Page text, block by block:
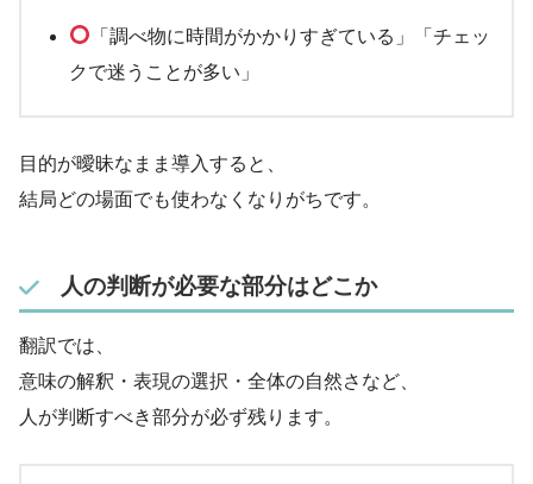
「調べ物に時間がかかりすぎている」「チェッ
クで迷うことが多い」
目的が曖昧なまま導入すると、
結局どの場面でも使わなくなりがちです。
人の判断が必要な部分はどこか
翻訳では、
意味の解釈・表現の選択・全体の自然さなど、
人が判断すべき部分が必ず残ります。